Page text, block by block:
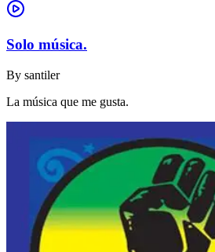
Solo música.
By santiler
La música que me gusta.